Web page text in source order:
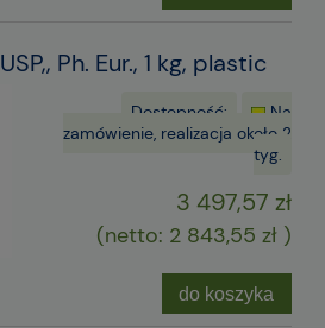
Ph. Eur., 1 kg, plastic
Dostępność:
Na
zamówienie, realizacja około 2
tyg.
3 497,57 zł
(netto: 2 843,55 zł )
do koszyka